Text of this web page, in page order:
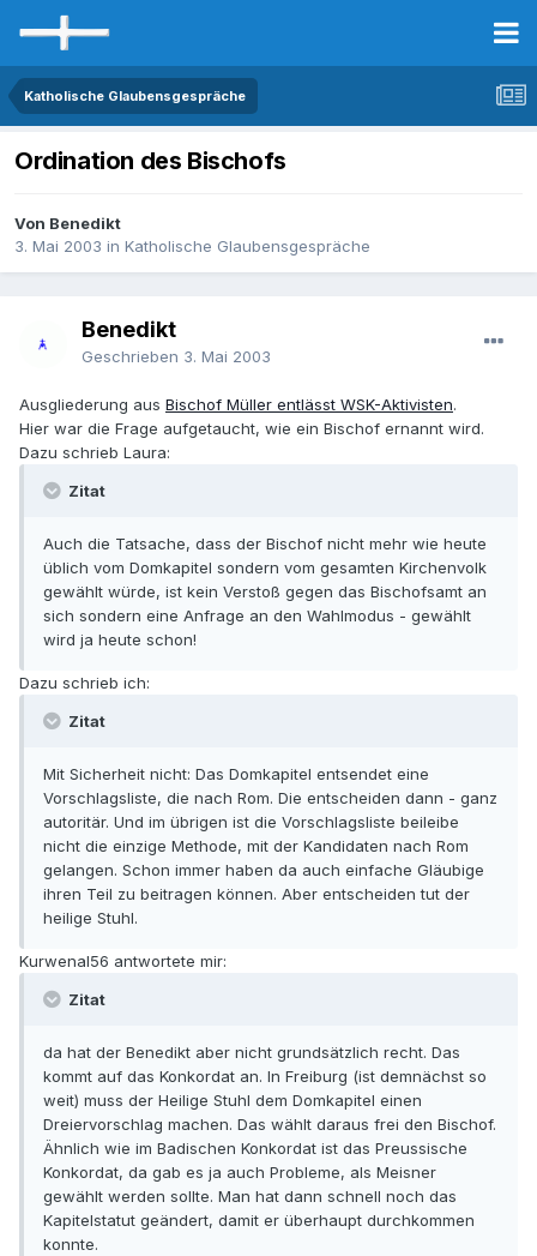
Katholische Glaubensgespräche
Ordination des Bischofs
Von Benedikt
3. Mai 2003 in Katholische Glaubensgespräche
Benedikt
Geschrieben 3. Mai 2003
Ausgliederung aus Bischof Müller entlässt WSK-Aktivisten.
Hier war die Frage aufgetaucht, wie ein Bischof ernannt wird.
Dazu schrieb Laura:
Zitat
Auch die Tatsache, dass der Bischof nicht mehr wie heute
üblich vom Domkapitel sondern vom gesamten Kirchenvolk
gewählt würde, ist kein Verstoß gegen das Bischofsamt an
sich sondern eine Anfrage an den Wahlmodus - gewählt
wird ja heute schon!
Dazu schrieb ich:
Zitat
Mit Sicherheit nicht: Das Domkapitel entsendet eine
Vorschlagsliste, die nach Rom. Die entscheiden dann - ganz
autoritär. Und im übrigen ist die Vorschlagsliste beileibe
nicht die einzige Methode, mit der Kandidaten nach Rom
gelangen. Schon immer haben da auch einfache Gläubige
ihren Teil zu beitragen können. Aber entscheiden tut der
heilige Stuhl.
Kurwenal56 antwortete mir:
Zitat
da hat der Benedikt aber nicht grundsätzlich recht. Das
kommt auf das Konkordat an. In Freiburg (ist demnächst so
weit) muss der Heilige Stuhl dem Domkapitel einen
Dreiervorschlag machen. Das wählt daraus frei den Bischof.
Ähnlich wie im Badischen Konkordat ist das Preussische
Konkordat, da gab es ja auch Probleme, als Meisner
gewählt werden sollte. Man hat dann schnell noch das
Kapitelstatut geändert, damit er überhaupt durchkommen
konnte.